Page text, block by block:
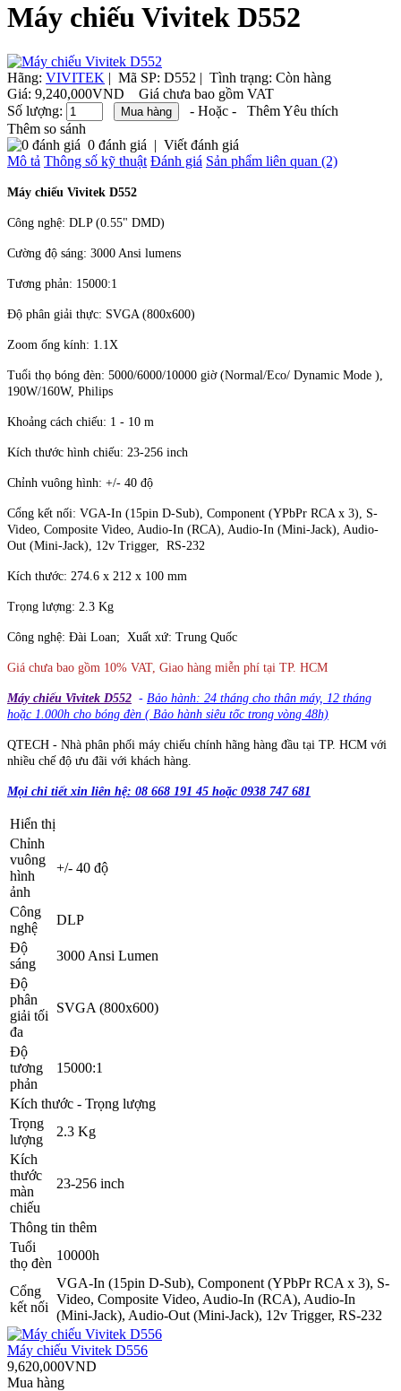
Máy chiếu Vivitek D552
Hãng: VIVITEK | Mã SP: D552 | Tình trạng: Còn hàng
Giá: 9,240,000VND
Giá chưa bao gồm VAT
Số lượng:
- Hoặc -
Thêm Yêu thích
Thêm so sánh
0 đánh giá | Viết đánh giá
Mô tả Thông số kỹ thuật Đánh giá Sản phẩm liên quan (2)
Máy chiếu Vivitek D552
Công nghệ: DLP (0.55" DMD)
Cường độ sáng: 3000 Ansi lumens
Tương phản: 15000:1
Độ phân giải thực: SVGA (800x600)
Zoom ống kính: 1.1X
Tuổi thọ bóng đèn: 5000/6000/10000 giờ (Normal/Eco/ Dynamic Mode ),
190W/160W, Philips
Khoảng cách chiếu: 1 - 10 m
Kích thước hình chiếu: 23-256 inch
Chỉnh vuông hình: +/- 40 độ
Cổng kết nối: VGA-In (15pin D-Sub), Component (YPbPr RCA x 3), S-
Video, Composite Video, Audio-In (RCA), Audio-In (Mini-Jack), Audio-
Out (Mini-Jack), 12v Trigger, RS-232
Kích thước: 274.6 x 212 x 100 mm
Trọng lượng: 2.3 Kg
Công nghệ: Đài Loan; Xuất xứ: Trung Quốc
Giá chưa bao gồm 10% VAT, Giao hàng miễn phí tại TP. HCM
Máy chiếu Vivitek D552 - Bảo hành: 24 tháng cho thân máy, 12 tháng
hoặc 1.000h cho bóng đèn ( Bảo hành siêu tốc trong vòng 48h)
QTECH - Nhà phân phối máy chiếu chính hãng hàng đầu tại TP. HCM với
nhiều chế độ ưu đãi với khách hàng.
Mọi chi tiết xin liên hệ: 08 668 191 45 hoặc 0938 747 681
Hiển thị
Chỉnh
vuông
hình
ảnh
+/- 40 độ
Công
nghệ
DLP
Độ
sáng
3000 Ansi Lumen
Độ
phân
giải tối
đa
SVGA (800x600)
Độ
tương
phản
15000:1
Kích thước - Trọng lượng
Trọng
lượng
2.3 Kg
Kích
thước
màn
chiếu
23-256 inch
Thông tin thêm
Tuổi
thọ đèn
10000h
Cổng
kết nối
VGA-In (15pin D-Sub), Component (YPbPr RCA x 3), S-
Video, Composite Video, Audio-In (RCA), Audio-In
(Mini-Jack), Audio-Out (Mini-Jack), 12v Trigger, RS-232
Máy chiếu Vivitek D556
9,620,000VND
Mua hàng